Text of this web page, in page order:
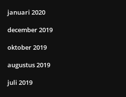
januari 2020
december 2019
oktober 2019
augustus 2019
juli 2019